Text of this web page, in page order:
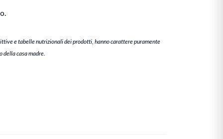
e tabelle nutrizionali dei prodotti, hanno carattere puramente
casa madre.